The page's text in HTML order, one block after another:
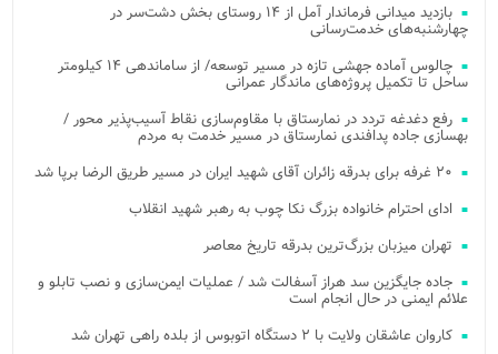
بازدید میدانی فرماندار آمل از ۱۴ روستای بخش دشت‌سر در
چهارشنبه‌های خدمت‌رسانی
چالوس آماده جهشی تازه در مسیر توسعه/ از ساماندهی ۱۴ کیلومتر
ساحل تا تکمیل پروژه‌های ماندگار عمرانی
رفع دغدغه تردد در نمارستاق با مقاوم‌سازی نقاط آسیب‌پذیر محور /
بهسازی جاده پدافندی نمارستاق در مسیر خدمت به مردم
۲۰ غرفه برای بدرقه زائران آقای شهید ایران در مسیر طریق الرضا برپا شد
ادای احترام خانواده بزرگ نکا چوب به رهبر شهید انقلاب
تهران میزبان بزرگ‌ترین بدرقه تاریخ معاصر
جاده جایگزین سد هراز آسفالت شد / عملیات ایمن‌سازی و نصب تابلو و
علائم ایمنی در حال انجام است
کاروان عاشقان ولایت با ۲ دستگاه اتوبوس از بلده راهی تهران شد